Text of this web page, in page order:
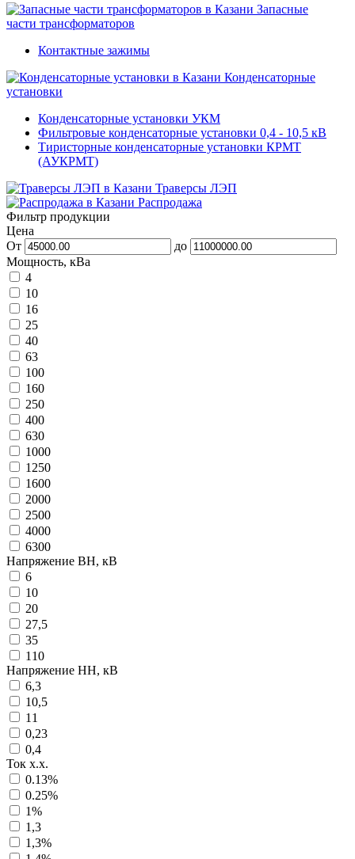
Запасные
части трансформаторов
Контактные зажимы
Конденсаторные
установки
Конденсаторные установки УКМ
Фильтровые конденсаторные установки 0,4 - 10,5 кВ
Тиристорные конденсаторные установки КРМТ
(АУКРМТ)
Траверсы ЛЭП
Распродажа
Фильтр продукции
Цена
От
до
Мощность, кВа
4
10
16
25
40
63
100
160
250
400
630
1000
1250
1600
2000
2500
4000
6300
Напряжение ВН, кВ
6
10
20
27,5
35
110
Напряжение НН, кВ
6,3
10,5
11
0,23
0,4
Ток х.х.
0.13%
0.25%
1%
1,3
1,3%